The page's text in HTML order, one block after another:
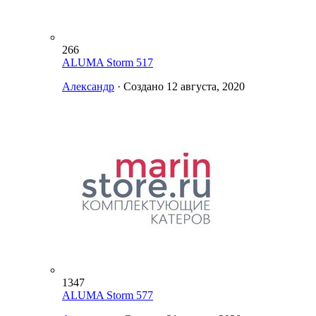
266
ALUMA Storm 517
Александр · Создано 12 августа, 2020
1347
ALUMA Storm 577